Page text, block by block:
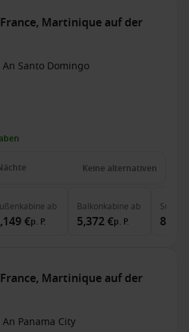
Martinique auf der
Santo Domingo
Keine alternativen
ab
€p. P.
Balkonkabine ab
5,372 €p. P.
Suite
Martinique auf der
Panama City